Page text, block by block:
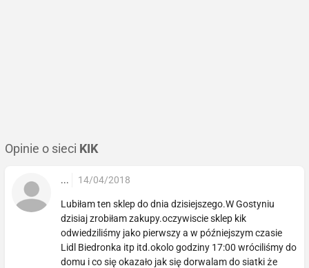
Opinie o sieci KIK
... 14/04/2018
Lubiłam ten sklep do dnia dzisiejszego.W Gostyniu
dzisiaj zrobiłam zakupy.oczywiscie sklep kik
odwiedziliśmy jako pierwszy a w późniejszym czasie
Lidl Biedronka itp itd.okolo godziny 17:00 wróciliśmy do
domu i co się okazało jak się dorwalam do siatki że